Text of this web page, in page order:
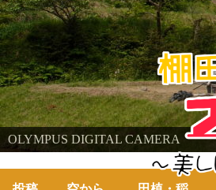
OLYMPUS DIGITAL CAMERA
～美しい棚田の自然と古代米～
棚田・里山・古代米・鮒プロジェクト